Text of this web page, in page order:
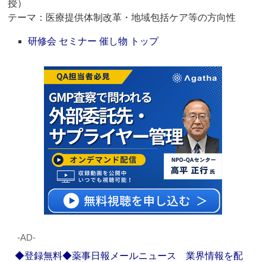
授）
テーマ：医療提供体制改革・地域包括ケア等の方向性
研修会 セミナー 催し物 トップ
‐AD‐
◆登録無料◆薬事日報メールニュース 業界情報を配